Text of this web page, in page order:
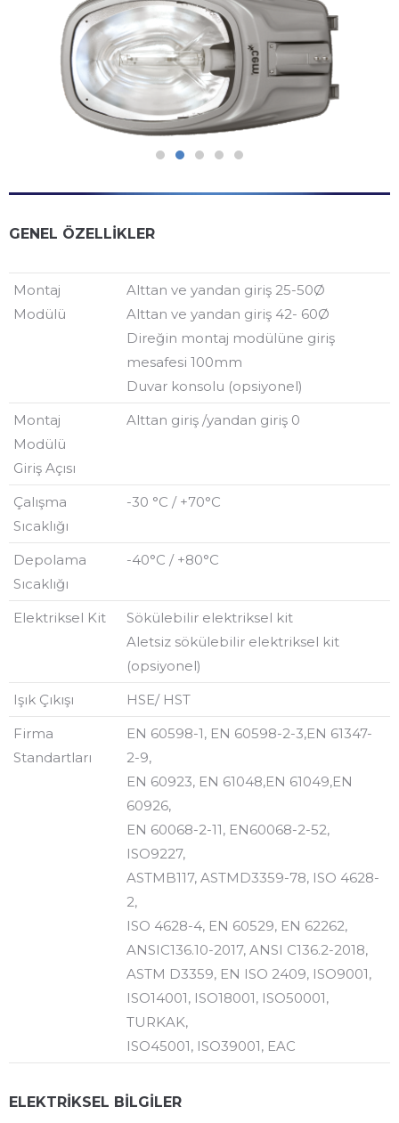
GENEL ÖZELLİKLER
Montaj
Modülü
Alttan ve yandan giriş 25-50Ø
Alttan ve yandan giriş 42- 60Ø
Direğin montaj modülüne giriş
mesafesi 100mm
Duvar konsolu (opsiyonel)
Montaj
Modülü
Giriş Açısı
Alttan giriş /yandan giriş 0
Çalışma
Sıcaklığı
-30 °C / +70°C
Depolama
Sıcaklığı
-40°C / +80°C
Elektriksel Kit
Sökülebilir elektriksel kit
Aletsiz sökülebilir elektriksel kit
(opsiyonel)
Işık Çıkışı
HSE/ HST
Firma
Standartları
EN 60598-1, EN 60598-2-3,EN 61347-
2-9,
EN 60923, EN 61048,EN 61049,EN
60926,
EN 60068-2-11, EN60068-2-52,
ISO9227,
ASTMB117, ASTMD3359-78, ISO 4628-
2,
ISO 4628-4, EN 60529, EN 62262,
ANSIC136.10-2017, ANSI C136.2-2018,
ASTM D3359, EN ISO 2409, ISO9001,
ISO14001, ISO18001, ISO50001,
TURKAK,
ISO45001, ISO39001, EAC
ELEKTRİKSEL BİLGİLER